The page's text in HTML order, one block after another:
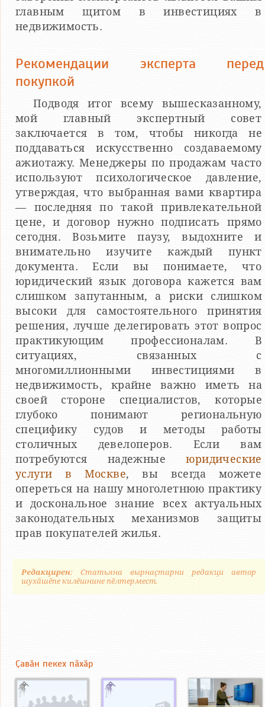
главным щитом в инвестициях в
недвижимость.
Рекомендации эксперта перед
покупкой
Подводя итог всему вышесказанному,
мой главный экспертный совет
заключается в том, чтобы никогда не
поддаваться искусственно создаваемому
ажиотажу. Менеджеры по продажам часто
используют психологическое давление,
утверждая, что выбранная вами квартира
— последняя по такой привлекательной
цене, и договор нужно подписать прямо
сегодня. Возьмите паузу, выдохните и
внимательно изучите каждый пункт
документа. Если вы понимаете, что
юридический язык договора кажется вам
слишком запутанным, а риски слишком
высоки для самостоятельного принятия
решения, лучше делегировать этот вопрос
практикующим профессионалам. В
ситуациях, связанных с
многомиллионными инвестициями в
недвижимость, крайне важно иметь на
своей стороне специалистов, которые
глубоко понимают региональную
специфику судов и методы работы
столичных девелоперов. Если вам
потребуются надежныеюридические
услуги в Москве, вы всегда можете
опереться на нашу многолетнюю практику
и доскональное знание всех актуальных
законодательных механизмов защиты
прав покупателей жилья.
Редакцирен: Статьяна вырнаҫтарни редакци автор
шухӑшӗпе килӗшнине пӗлтермест.
Ҫавӑн пекех пӑхӑр